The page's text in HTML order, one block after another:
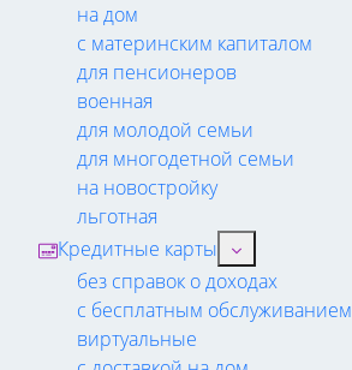
на дом
с материнским капиталом
для пенсионеров
военная
для молодой семьи
для многодетной семьи
на новостройку
льготная
Кредитные карты
без справок о доходах
с бесплатным обслуживанием
виртуальные